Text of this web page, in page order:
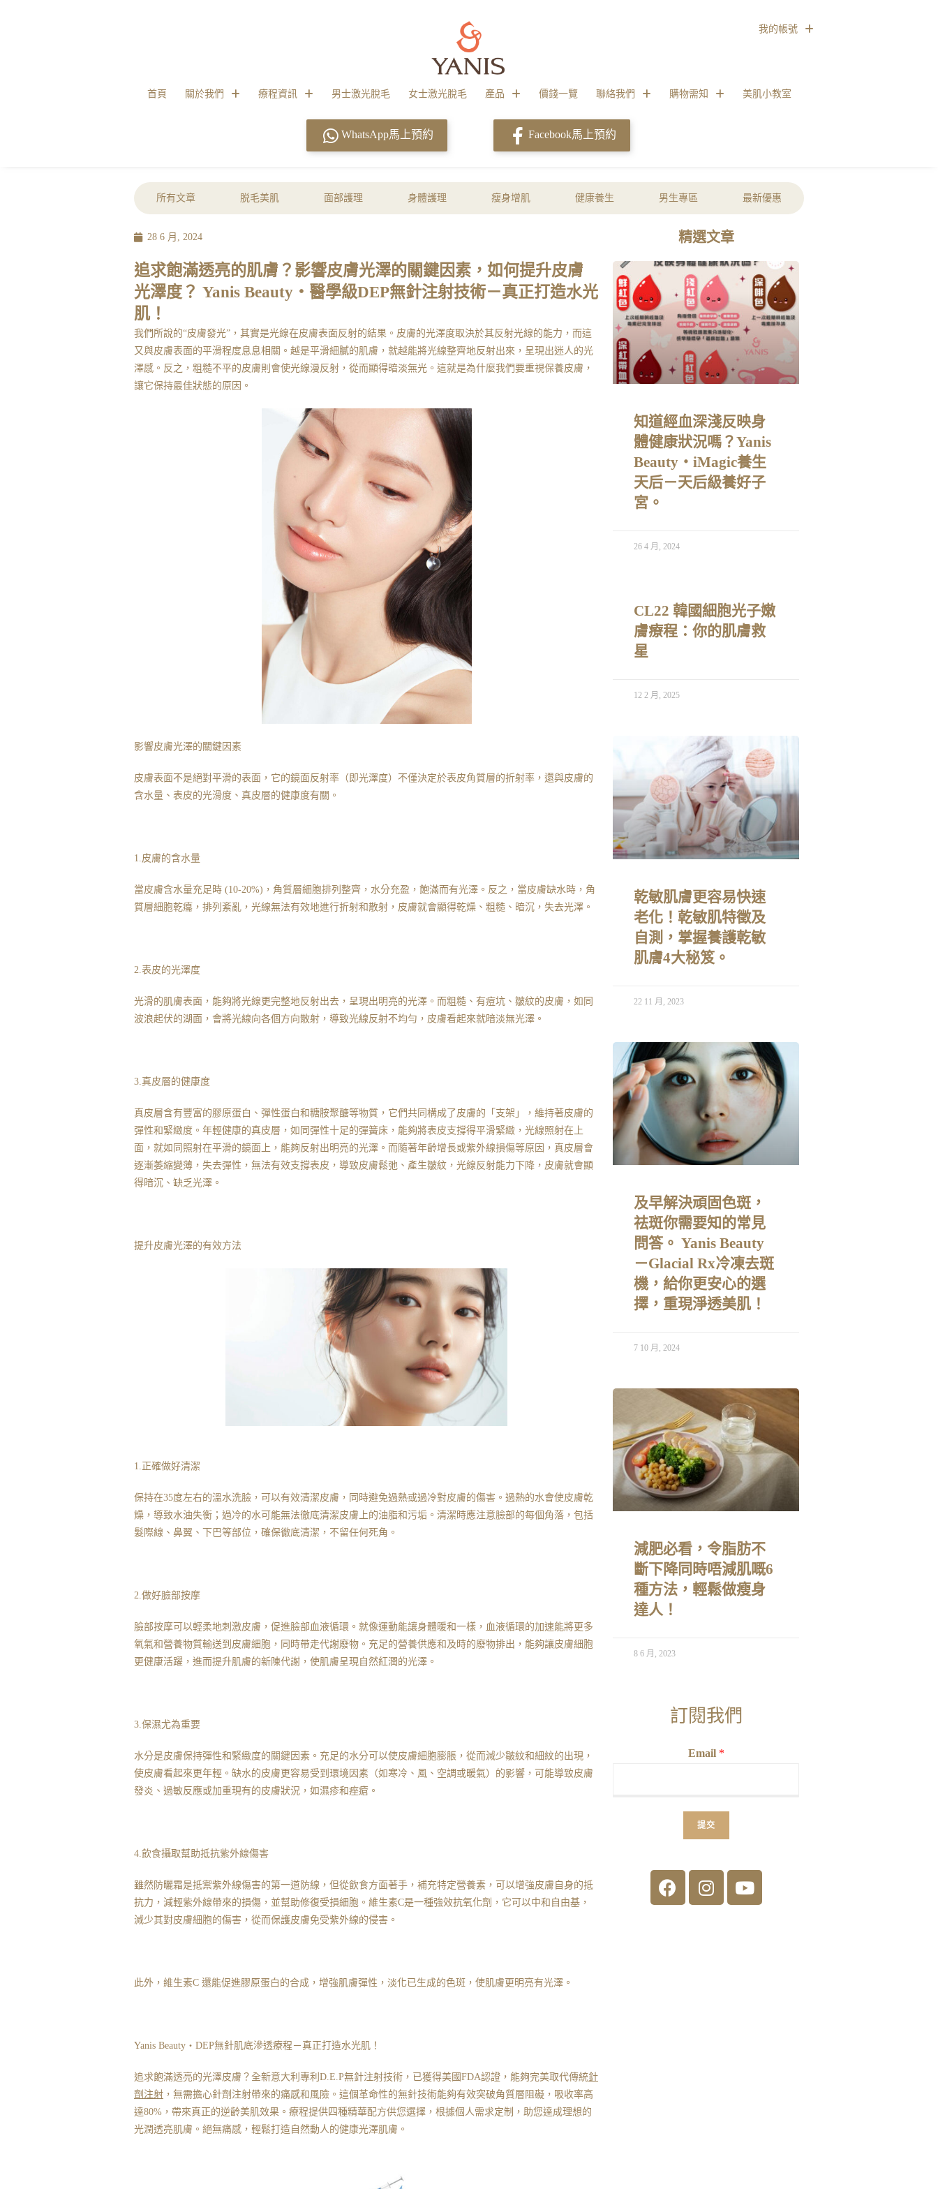
首頁 關於我們 療程資訊 男士激光脫毛 女士激光脫毛 產品 價錢一覽 聯絡我們 購物需知 美肌小教室
我的帳號
WhatsApp馬上預約 Facebook馬上預約
所有文章 脱毛美肌 面部護理 身體護理 瘦身增肌 健康養生 男生專區 最新優惠
28 6 月, 2024
追求飽滿透亮的肌膚？影響皮膚光澤的關鍵因素，如何提升皮膚
光澤度？ Yanis Beauty・醫學級DEP無針注射技術－真正打造水光
肌！
我們所說的“皮膚發光”，其實是光線在皮膚表面反射的結果。皮膚的光澤度取決於其反射光線的能力，而這
又與皮膚表面的平滑程度息息相關。越是平滑細膩的肌膚，就越能將光線整齊地反射出來，呈現出迷人的光
澤感。反之，粗糙不平的皮膚則會使光線漫反射，從而顯得暗淡無光。這就是為什麼我們要重視保養皮膚，
讓它保持最佳狀態的原因。
影響皮膚光澤的關鍵因素
皮膚表面不是絕對平滑的表面，它的鏡面反射率（即光澤度）不僅決定於表皮角質層的折射率，還與皮膚的
含水量、表皮的光滑度、真皮層的健康度有關。
1.皮膚的含水量
當皮膚含水量充足時 (10-20%)，角質層細胞排列整齊，水分充盈，飽滿而有光澤。反之，當皮膚缺水時，角
質層細胞乾癟，排列紊亂，光線無法有效地進行折射和散射，皮膚就會顯得乾燥、粗糙、暗沉，失去光澤。
2.表皮的光澤度
光滑的肌膚表面，能夠將光線更完整地反射出去，呈現出明亮的光澤。而粗糙、有痘坑、皺紋的皮膚，如同
波浪起伏的湖面，會將光線向各個方向散射，導致光線反射不均勻，皮膚看起來就暗淡無光澤。
3.真皮層的健康度
真皮層含有豐富的膠原蛋白、彈性蛋白和糖胺聚醣等物質，它們共同構成了皮膚的「支架」，維持著皮膚的
彈性和緊緻度。年輕健康的真皮層，如同彈性十足的彈簧床，能夠將表皮支撐得平滑緊緻，光線照射在上
面，就如同照射在平滑的鏡面上，能夠反射出明亮的光澤。而隨著年齡增長或紫外線損傷等原因，真皮層會
逐漸萎縮變薄，失去彈性，無法有效支撐表皮，導致皮膚鬆弛、產生皺紋，光線反射能力下降，皮膚就會顯
得暗沉、缺乏光澤。
提升皮膚光澤的有效方法
1.正確做好清潔
保持在35度左右的溫水洗臉，可以有效清潔皮膚，同時避免過熱或過冷對皮膚的傷害。過熱的水會使皮膚乾
燥，導致水油失衡；過冷的水可能無法徹底清潔皮膚上的油脂和污垢。清潔時應注意臉部的每個角落，包括
髮際線、鼻翼、下巴等部位，確保徹底清潔，不留任何死角。
2.做好臉部按摩
臉部按摩可以輕柔地刺激皮膚，促進臉部血液循環。就像運動能讓身體暖和一樣，血液循環的加速能將更多
氧氣和營養物質輸送到皮膚細胞，同時帶走代謝廢物。充足的營養供應和及時的廢物排出，能夠讓皮膚細胞
更健康活躍，進而提升肌膚的新陳代謝，使肌膚呈現自然紅潤的光澤。
3.保濕尤為重要
水分是皮膚保持彈性和緊緻度的關鍵因素。充足的水分可以使皮膚細胞膨脹，從而減少皺紋和細紋的出現，
使皮膚看起來更年輕。缺水的皮膚更容易受到環境因素（如寒冷、風、空調或暖氣）的影響，可能導致皮膚
發炎、過敏反應或加重現有的皮膚狀況，如濕疹和痤瘡。
4.飲食攝取幫助抵抗紫外線傷害
雖然防曬霜是抵禦紫外線傷害的第一道防線，但從飲食方面著手，補充特定營養素，可以增強皮膚自身的抵
抗力，減輕紫外線帶來的損傷，並幫助修復受損細胞。維生素C是一種強效抗氧化劑，它可以中和自由基，
減少其對皮膚細胞的傷害，從而保護皮膚免受紫外線的侵害。
此外，維生素C 還能促進膠原蛋白的合成，增強肌膚彈性，淡化已生成的色斑，使肌膚更明亮有光澤。
Yanis Beauty・DEP無針肌底滲透療程－真正打造水光肌！
追求飽滿透亮的光澤皮膚？全新意大利專利D.E.P無針注射技術，已獲得美國FDA認證，能夠完美取代傳統針
劑注射 ，無需擔心針劑注射帶來的痛感和風險。這個革命性的無針技術能夠有效突破角質層阻礙，吸收率高
達80%，帶來真正的逆齡美肌效果。療程提供四種精華配方供您選擇，根據個人需求定制，助您達成理想的
光潤透亮肌膚。絕無痛感，輕鬆打造自然動人的健康光澤肌膚。
精選文章
知道經血深淺反映身
體健康狀況嗎？Yanis
Beauty・iMagic養生
天后－天后級養好子
宮。
26 4 月, 2024
CL22 韓國細胞光子嫩
膚療程：你的肌膚救
星
12 2 月, 2025
乾敏肌膚更容易快速
老化！乾敏肌特徵及
自測，掌握養護乾敏
肌膚4大秘笈。
22 11 月, 2023
及早解決頑固色斑，
祛斑你需要知的常見
問答。 Yanis Beauty
－Glacial Rx冷凍去斑
機，給你更安心的選
擇，重現淨透美肌！
7 10 月, 2024
減肥必看，令脂肪不
斷下降同時唔減肌嘅6
種方法，輕鬆做瘦身
達人！
8 6 月, 2023
訂閱我們
Email *
提交